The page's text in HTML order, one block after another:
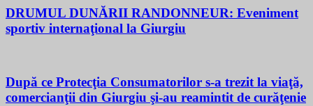
DRUMUL DUNĂRII RANDONNEUR: Eveniment
sportiv internaţional la Giurgiu
După ce Protecţia Consumatorilor s-a trezit la viaţă,
comercianţii din Giurgiu şi-au reamintit de curăţenie